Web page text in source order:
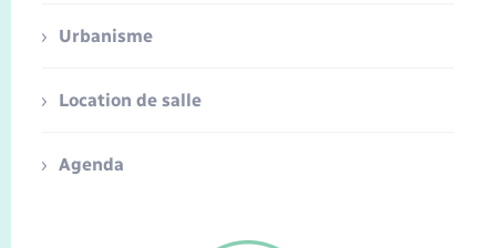
Urbanisme
Location de salle
Agenda